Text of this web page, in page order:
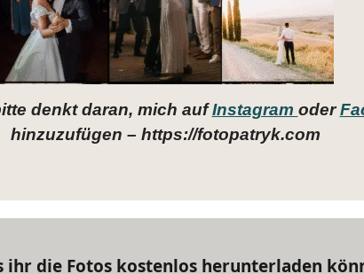
denkt daran, mich aufInstagram oder
hinzuzufügen – https://fotopatryk.com
ihr die Fotos kostenlos herunterladen